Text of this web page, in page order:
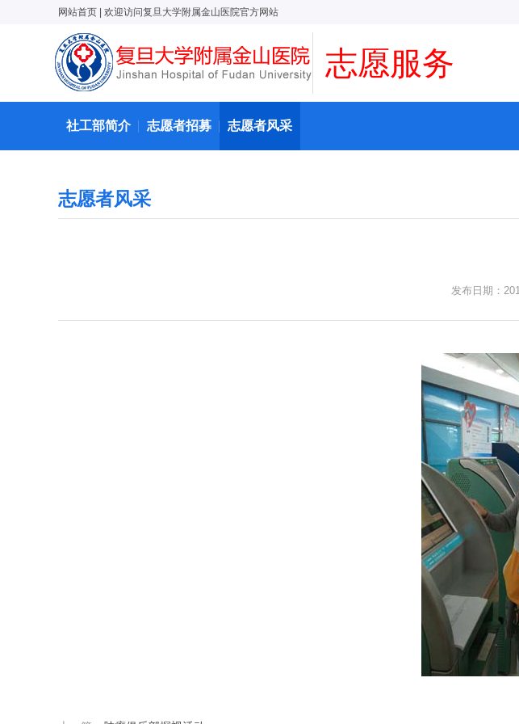
网站首页 | 欢迎访问复旦大学附属金山医院官方网站
志愿服务
社工部简介 志愿者招募 志愿者风采
志愿者风采
发布日期：